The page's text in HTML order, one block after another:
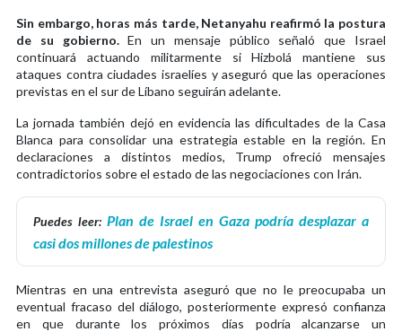
Sin embargo, horas más tarde, Netanyahu reafirmó la postura
de su gobierno.En un mensaje público señaló que Israel
continuará actuando militarmente si Hizbolá mantiene sus
ataques contra ciudades israelíes y aseguró que las operaciones
previstas en el sur de Líbano seguirán adelante.
La jornada también dejó en evidencia las dificultades de la Casa
Blanca para consolidar una estrategia estable en la región. En
declaraciones a distintos medios, Trump ofreció mensajes
contradictorios sobre el estado de las negociaciones con Irán.
Puedes leer: Plan de Israel en Gaza podría desplazar a
casi dos millones de palestinos
Mientras en una entrevista aseguró que no le preocupaba un
eventual fracaso del diálogo, posteriormente expresó confianza
en que durante los próximos días podría alcanzarse un